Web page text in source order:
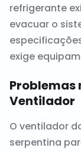
refrigerante
evacuar o
exige
Problemas
Ventilador
O ventilador
serpentina